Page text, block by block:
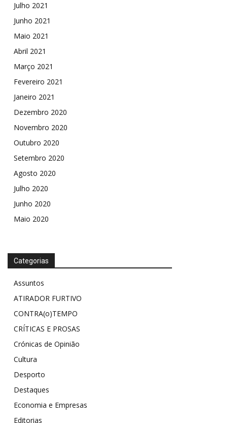
Julho 2021
Junho 2021
Maio 2021
Abril 2021
Março 2021
Fevereiro 2021
Janeiro 2021
Dezembro 2020
Novembro 2020
Outubro 2020
Setembro 2020
Agosto 2020
Julho 2020
Junho 2020
Maio 2020
Categorias
Assuntos
ATIRADOR FURTIVO
CONTRA(o)TEMPO
CRÍTICAS E PROSAS
Crónicas de Opinião
Cultura
Desporto
Destaques
Economia e Empresas
Editorias